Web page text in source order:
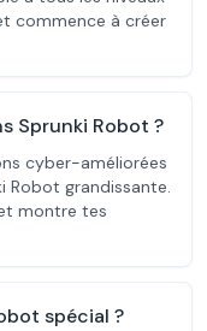
commence à créer
Sprunki Robot ?
cyber-améliorées
Robot grandissante.
montre tes
spécial ?